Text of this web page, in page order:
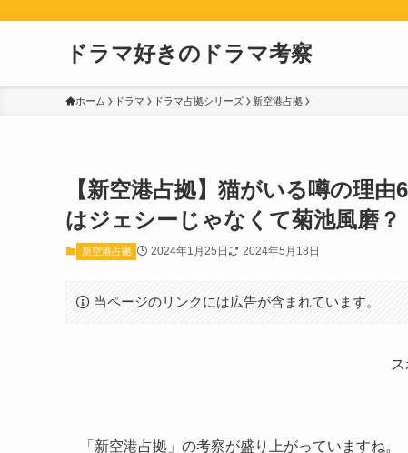
ドラマ好きのドラマ考察
ホーム ドラマ ドラマ占拠シリーズ 新空港占拠
【新空港占拠】猫がいる噂の理
はジェシーじゃなくて菊池風磨？
新空港占拠 2024年1月25日 2024年5月18日
当ページのリンクには広告が含まれています。
「新空港占拠」の考察が盛り上がっていますね。